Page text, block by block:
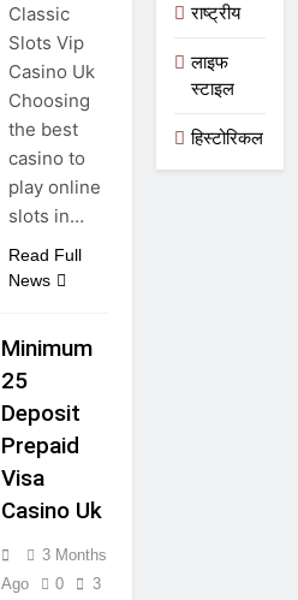
Classic
Slots Vip
Casino Uk
Choosing
the best
casino to
play online
slots in…
Read Full
News
Minimum
25
Deposit
Prepaid
Visa
Casino Uk
3 Months
Ago
0
3
राष्ट्रीय
लाइफ
स्टाइल
हिस्टोरिकल